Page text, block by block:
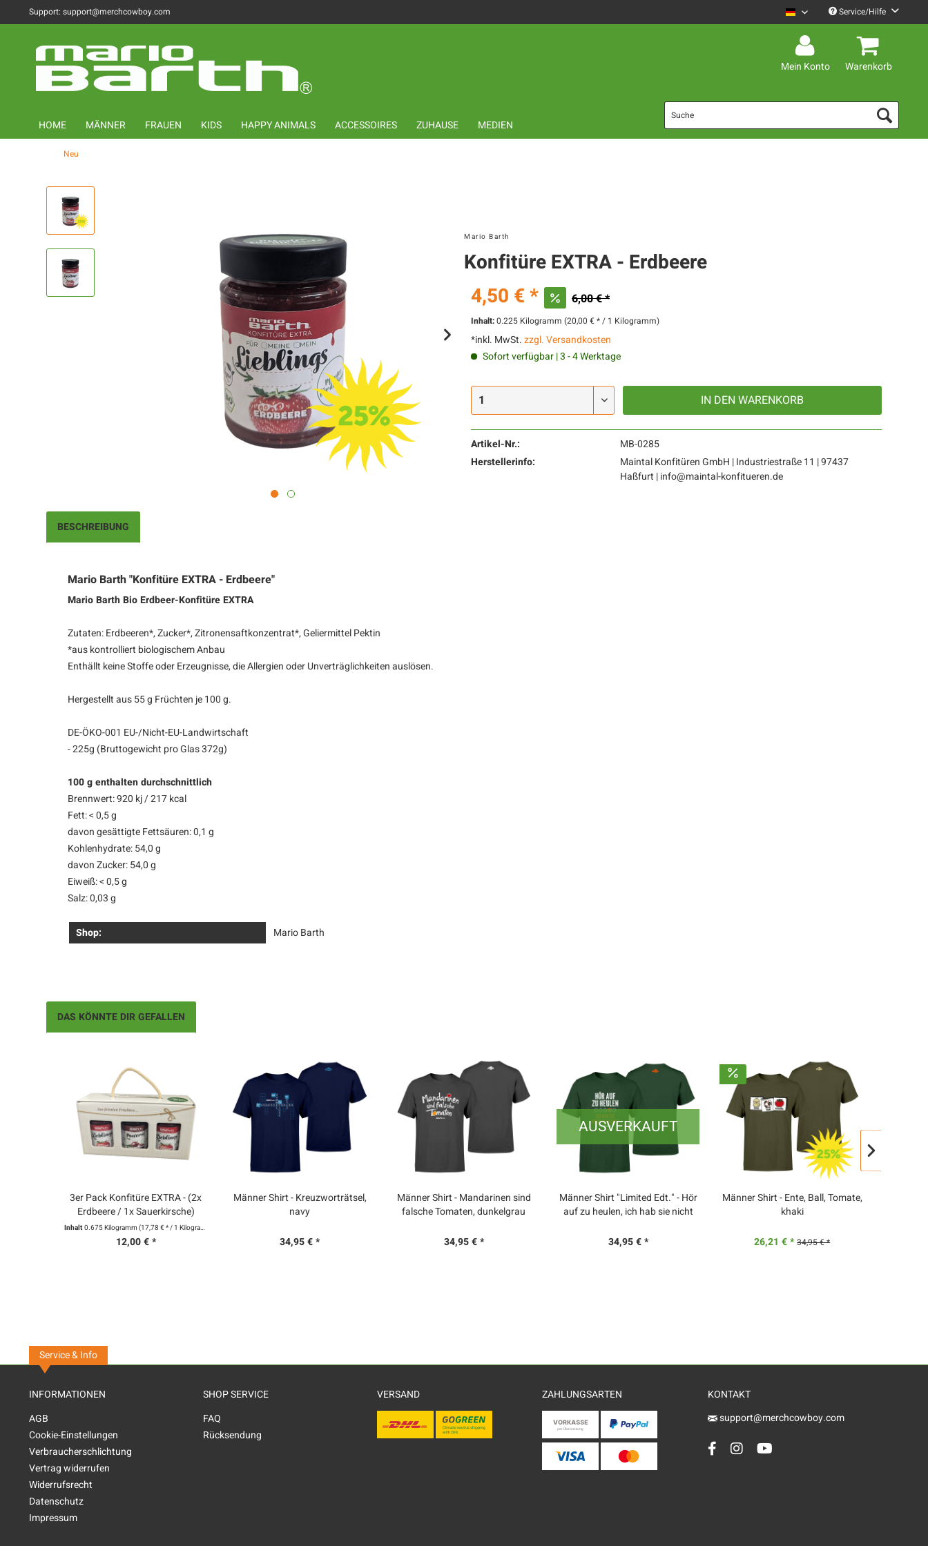
Support: support@merchcowboy.com Mario Barth Deutsch
Service/Hilfe
Mein Konto Warenkorb
HOME MÄNNER FRAUEN KIDS HAPPY ANIMALS ACCESSOIRES ZUHAUSE MEDIEN
Neu
Mario Barth
Konfitüre EXTRA - Erdbeere
4,50 € *
6,00 € *
Inhalt:0.225 Kilogramm (20,00 € * / 1 Kilogramm)
*inkl. MwSt.zzgl. Versandkosten
Sofort verfügbar | 3 - 4 Werktage
IN DEN WARENKORB
Artikel-Nr.:
MB-0285
Herstellerinfo:
Maintal Konfitüren GmbH | Industriestraße 11 | 97437
Haßfurt | info@maintal-konfitueren.de
BESCHREIBUNG
Mario Barth "Konfitüre EXTRA - Erdbeere"
Mario Barth Bio Erdbeer-Konfitüre EXTRA
Zutaten: Erdbeeren*, Zucker*, Zitronensaftkonzentrat*, Geliermittel Pektin
*aus kontrolliert biologischem Anbau
Enthällt keine Stoffe oder Erzeugnisse, die Allergien oder Unverträglichkeiten auslösen.
Hergestellt aus 55 g Früchten je 100 g.
DE-ÖKO-001 EU-/Nicht-EU-Landwirtschaft
- 225g (Bruttogewicht pro Glas 372g)
100 g enthalten durchschnittlich
Brennwert: 920 kj / 217 kcal
Fett: < 0,5 g
davon gesättigte Fettsäuren: 0,1 g
Kohlenhydrate: 54,0 g
davon Zucker: 54,0 g
Eiweiß: < 0,5 g
Salz: 0,03 g
Shop: Mario Barth
DAS KÖNNTE DIR GEFALLEN
3er Pack Konfitüre EXTRA - (2x
Erdbeere / 1x Sauerkirsche)
Inhalt0.675 Kilogramm (17,78 € * / 1 Kilogramm)
12,00 € *
Männer Shirt - Kreuzworträtsel,
navy
34,95 € *
Männer Shirt - Mandarinen sind
falsche Tomaten, dunkelgrau
34,95 € *
AUSVERKAUFT
Männer Shirt "Limited Edt." - Hör
auf zu heulen, ich hab sie nicht
34,95 € *
Männer Shirt - Ente, Ball, Tomate,
khaki
26,21 € * 34,95 € *
Service & Info
INFORMATIONEN
AGB
Cookie-Einstellungen
Verbraucherschlichtung
Vertrag widerrufen
Widerrufsrecht
Datenschutz
Impressum
SHOP SERVICE
FAQ
Rücksendung
VERSAND ZAHLUNGSARTEN
KONTAKT
support@merchcowboy.com